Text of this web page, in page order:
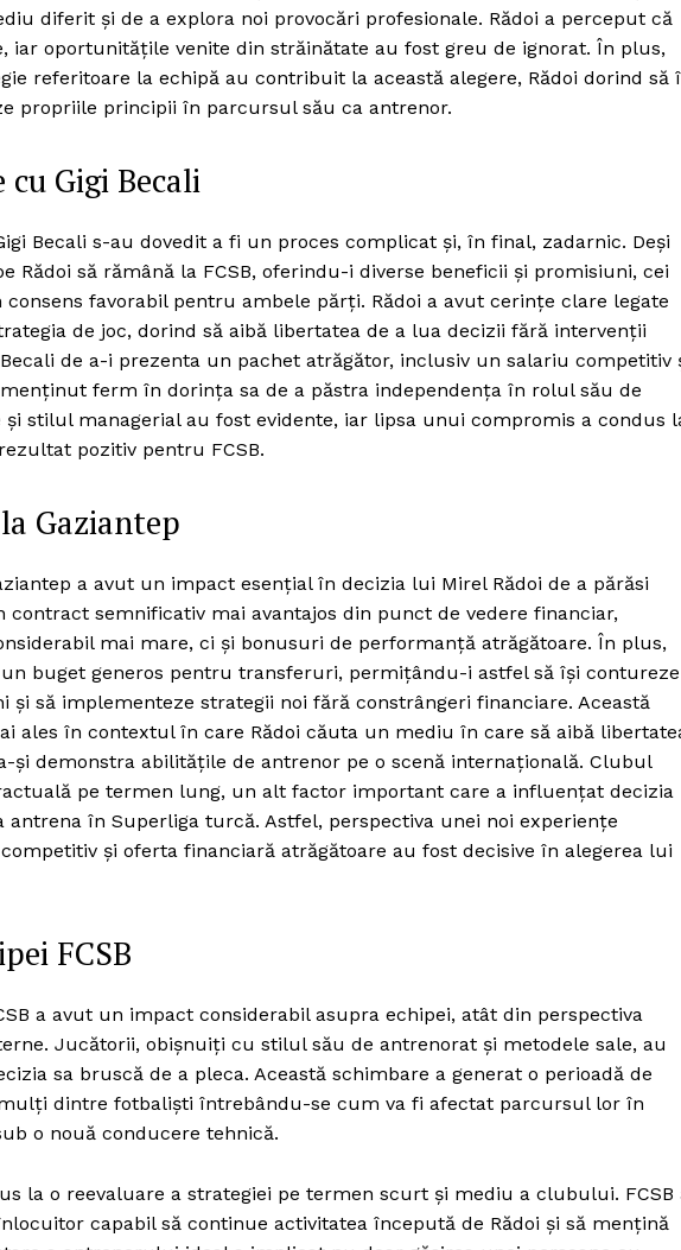
diferit și de a explora noi provocări profesionale. Rădoi a perceput că
iar oportunitățile venite din străinătate au fost greu de ignorat. În plus,
referitoare la echipă au contribuit la această alegere, Rădoi dorind să
propriile principii în parcursul său ca antrenor.
Gigi Becali
Becali s-au dovedit a fi un proces complicat și, în final, zadarnic. Deși
Rădoi să rămână la FCSB, oferindu-i diverse beneficii și promisiuni, cei
favorabil pentru ambele părți. Rădoi a avut cerințe clare legate
de joc, dorind să aibă libertatea de a lua decizii fără intervenții
de a-i prezenta un pachet atrăgător, inclusiv un salariu competitiv
ferm în dorința sa de a păstra independența în rolul său de
și stilul managerial au fost evidente, iar lipsa unui compromis a condus
pozitiv pentru FCSB.
Gaziantep
a avut un impact esențial în decizia lui Mirel Rădoi de a părăsi
contract semnificativ mai avantajos din punct de vedere financiar,
mai mare, ci și bonusuri de performanță atrăgătoare. În plus,
buget generos pentru transferuri, permițându-i astfel să își contureze
să implementeze strategii noi fără constrângeri financiare. Această
ales în contextul în care Rădoi căuta un mediu în care să aibă
și demonstra abilitățile de antrenor pe o scenă internațională. Clubul
pe termen lung, un alt factor important care a influențat decizia
antrena în Superliga turcă. Astfel, perspectiva unei noi experiențe
și oferta financiară atrăgătoare au fost decisive în alegerea lui
FCSB
a avut un impact considerabil asupra echipei, atât din perspectiva
Jucătorii, obișnuiți cu stilul său de antrenorat și metodele sale, au
sa bruscă de a pleca. Această schimbare a generat o perioadă de
dintre fotbaliști întrebându-se cum va fi afectat parcursul lor în
o nouă conducere tehnică.
la o reevaluare a strategiei pe termen scurt și mediu a clubului. FCSB
capabil să continue activitatea începută de Rădoi și să mențină